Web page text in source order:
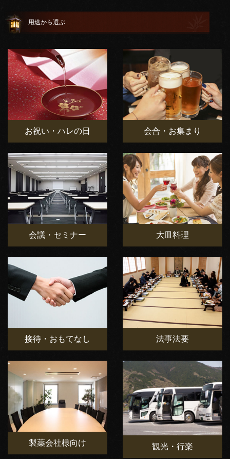
用途から選ぶ
お祝い・ハレの日 会合・お集まり
会議・セミナー 大皿料理
接待・おもてなし 法事法要
製薬会社様向け 観光・行楽